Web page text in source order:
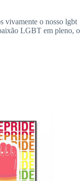
vivamente o nosso lgbt
LGBT em pleno, o